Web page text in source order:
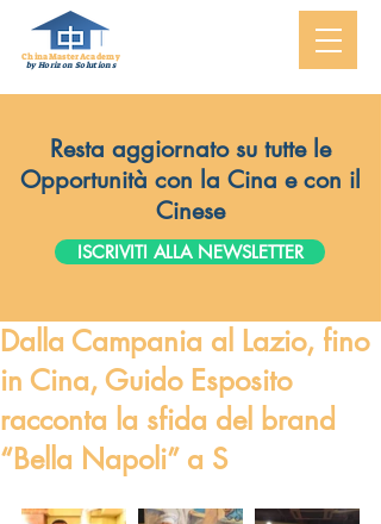
ChinaMasterAcademy
by Horizon Solutions
Resta aggiornato su tutte le
Opportunità con la Cina e con il
Cinese
ISCRIVITI ALLA NEWSLETTER
Dalla Campania al Lazio, fino
in Cina, Guido Esposito
racconta la sfida del brand
“Bella Napoli” a S